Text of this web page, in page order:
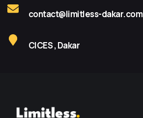
contact@limitless-dakar.com
CICES , Dakar